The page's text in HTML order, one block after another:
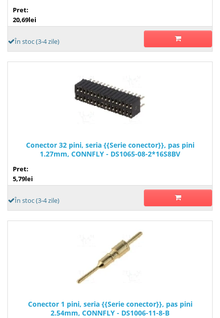
Pret:
20,69lei
În stoc (3-4 zile)
Conector 32 pini, seria {{Serie conector}}, pas pini
1.27mm, CONNFLY - DS1065-08-2*16S8BV
Pret:
5,79lei
În stoc (3-4 zile)
Conector 1 pini, seria {{Serie conector}}, pas pini
2.54mm, CONNFLY - DS1006-11-8-B